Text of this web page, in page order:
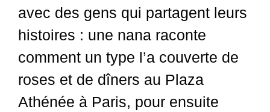
avec des gens qui partagent leurs
histoires : une nana raconte
comment un type l’a couverte de
roses et de dîners au Plaza
Athénée à Paris, pour ensuite